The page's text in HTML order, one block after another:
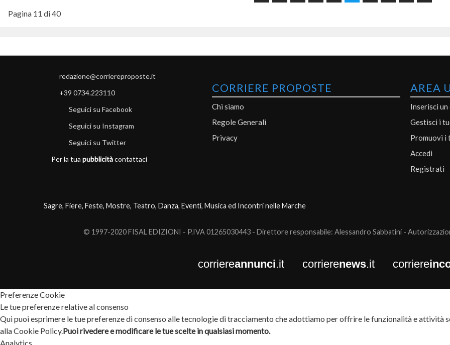
Pagina 11 di 40
redazione@corriereproposte.it
+39 0734.223110
Seguici su Facebook
Seguici su Instagram
Seguici su Twitter
Per la tua pubblicitàcontattaci
CORRIERE PROPOSTE
Chi siamo
Regole Generali
Privacy
AREA
Inserisci
Gestisci i
Promuovi i
Accedi
Registrati
Sagre, Fiere, Feste, Mostre, Teatro, Danza, Eventi, Musica ed Incontri nelle Marche
© 1997-2020 FISAL EDIZIONI - P.IVA 01265030443 - Direttore responsabile: Alessandro Sabbatini -
corriereannunci.it corrierenews.it corriere
Preferenze Cookie
Le tue preferenze relative al consenso
Qui puoi esprimere le tue preferenze di consenso alle tecnologie di tracciamento che adottiamo per offrire le funzionalità e
alla Cookie Policy.Puoi rivedere e modificare le tue scelte in qualsiasi momento.
Analytics